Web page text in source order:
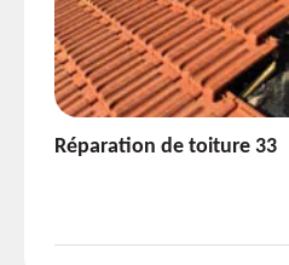
Réparation de toiture 33